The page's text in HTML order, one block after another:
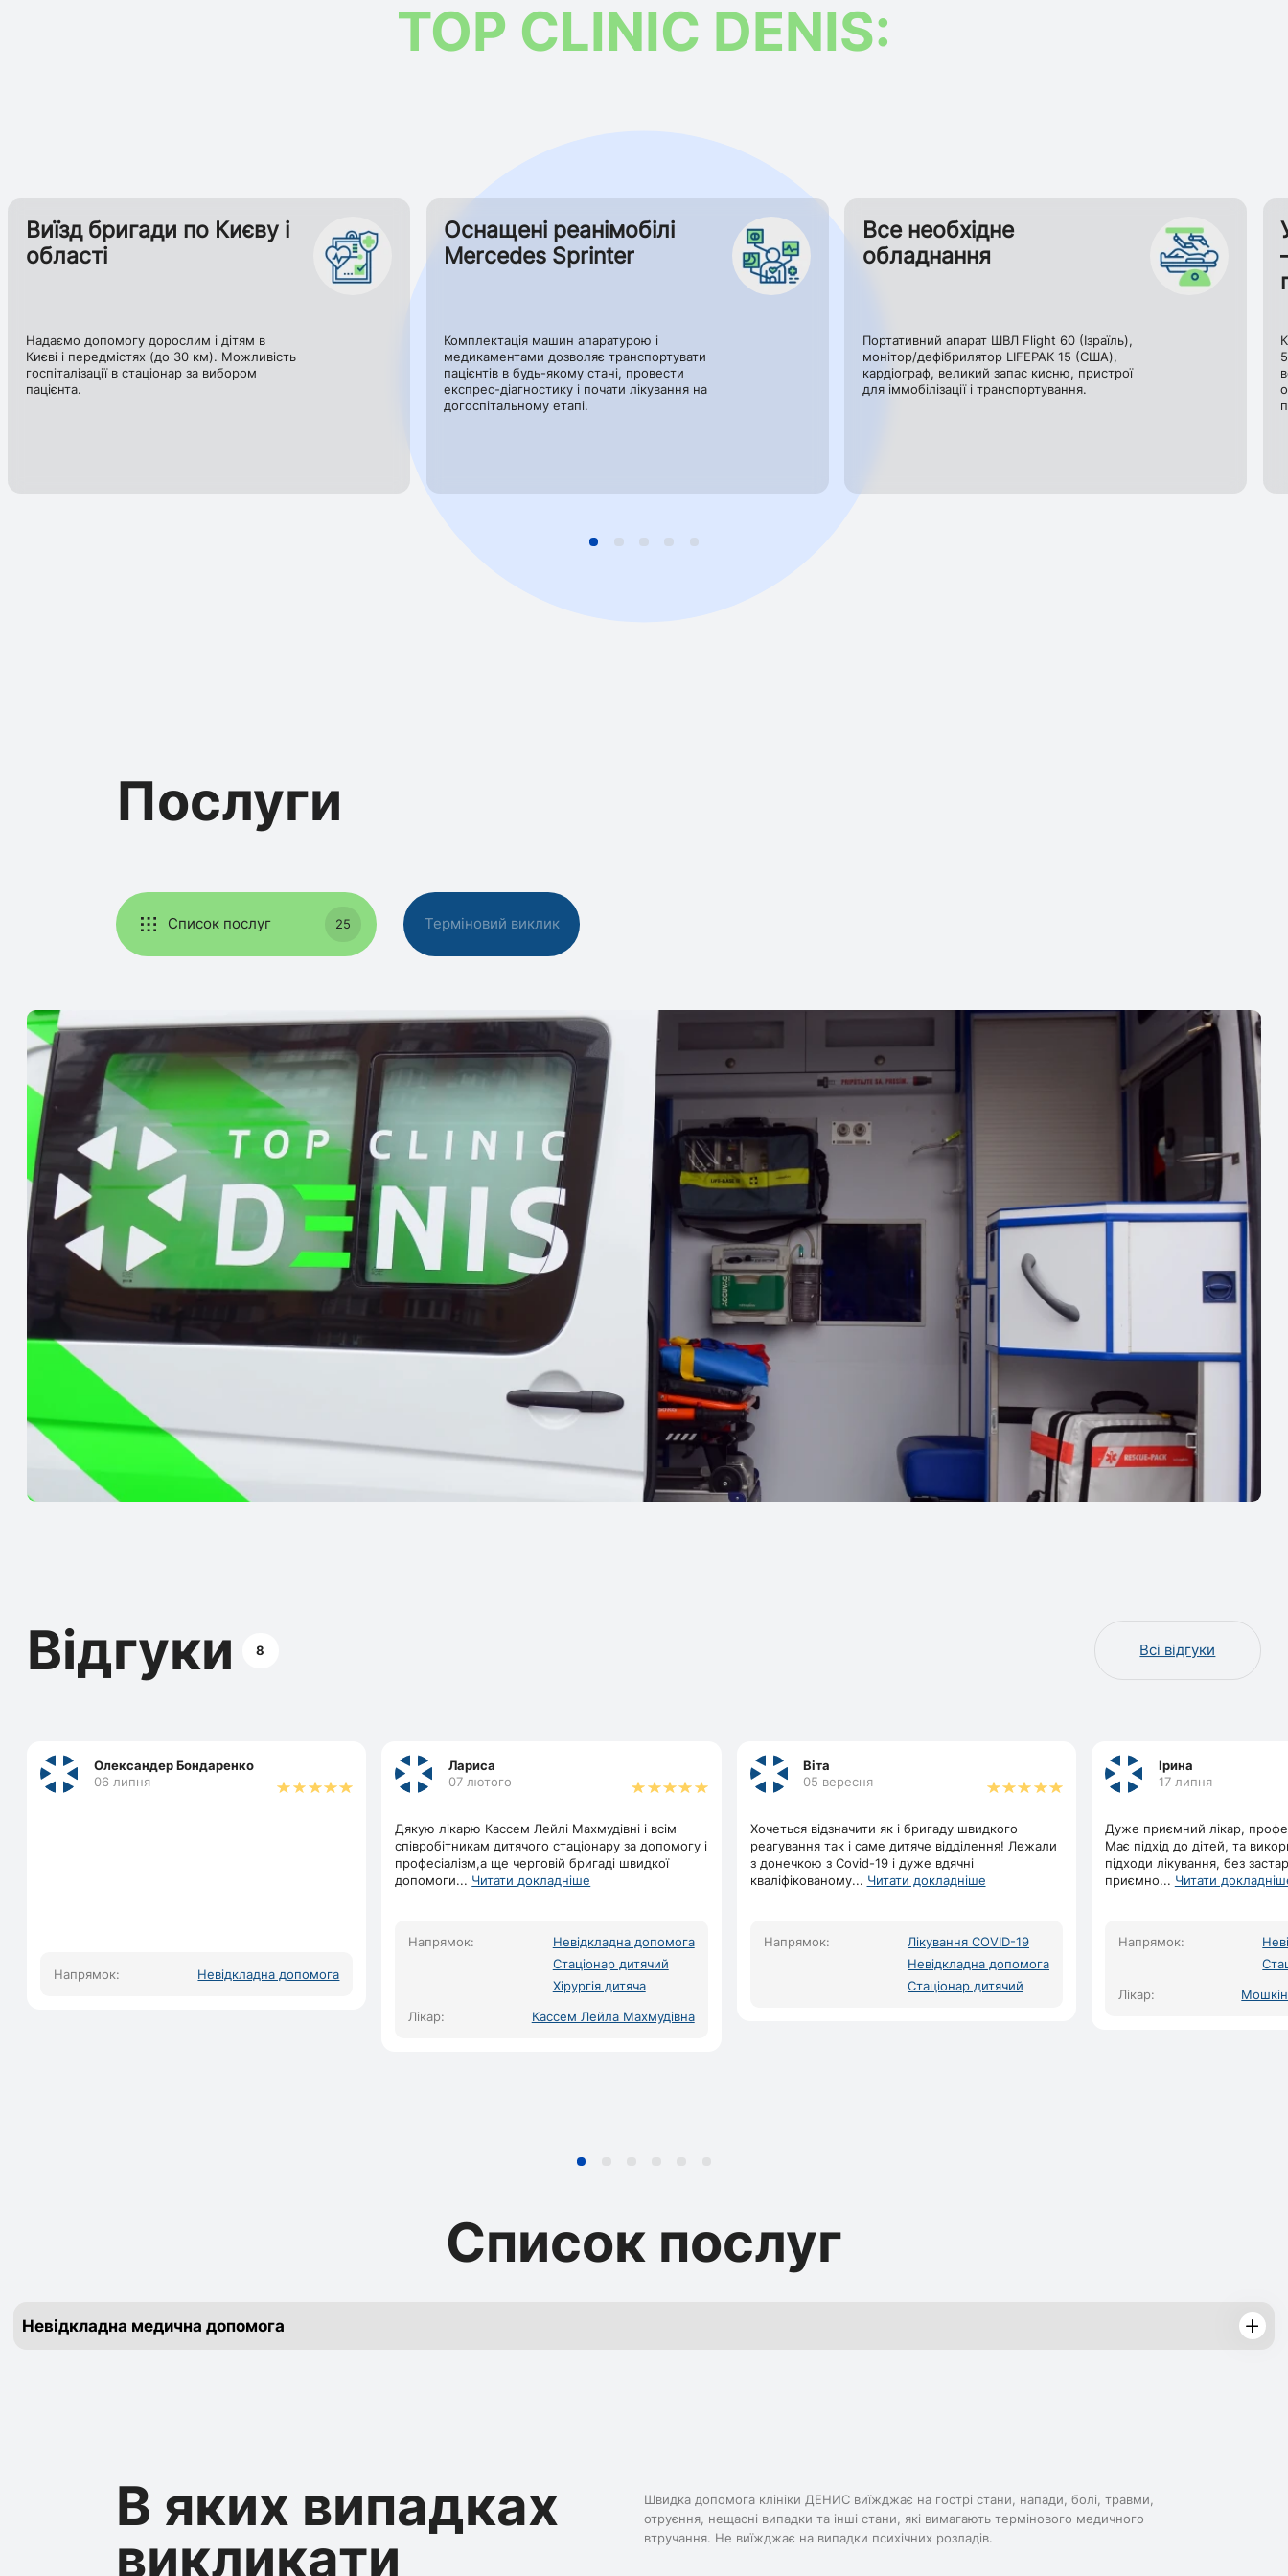
TOP CLINIC DENIS:
Виїзд бригади по Києву і
області
Надаємо допомогу дорослим і дітям в
Києві і передмістях (до 30 км). Можливість
госпіталізації в стаціонар за вибором
пацієнта.
Оснащені реанімобілі
Mercedes Sprinter
Комплектація машин апаратурою і
медикаментами дозволяє транспортувати
пацієнтів в будь-якому стані, провести
експрес-діагностику і почати лікування на
догоспітальному етапі.
Все необхідне
обладнання
Портативний апарат ШВЛ Flight 60 (Ізраїль),
монітор/дефібрилятор LIFEPAK 15 (США),
кардіограф, великий запас кисню, пристрої
для іммобілізації і транспортування.
Послуги
Список послуг 25 Терміновий виклик
Відгуки 8 Всі відгуки
Олександер Бондаренко
06 липня
Напрямок: Невідкладна допомога
Лариса
07 лютого
Дякую лікарю Кассем Лейлі Махмудівні і всім
співробітникам дитячого стаціонару за допомогу і
професіалізм,а ще черговій бригаді швидкої
допомоги... Читати докладніше
Напрямок:
Невідкладна допомога
Стаціонар дитячий
Хірургія дитяча
Лікар:
Кассем Лейла Махмудівна
Віта
05 вересня
Хочеться відзначити як і бригаду швидкого
реагування так і саме дитяче відділення! Лежали
з донечкою з Covid-19 і дуже вдячні
кваліфікованому... Читати докладніше
Напрямок:
Лікування COVID-19
Невідкладна допомога
Стаціонар дитячий
Ірина
17 липня
Дуже приємний лікар,
Має підхід до дітей, та
підходи лікування, без
приємно... Читати
Напрямок:
Лікар:
Список послуг
Невідкладна медична допомога
В яких випадках
викликати
Швидка допомога клініки ДЕНИС виїжджає на гострі стани, напади, болі, травми,
отруєння, нещасні випадки та інші стани, які вимагають термінового медичного
втручання. Не виїжджає на випадки психічних розладів.